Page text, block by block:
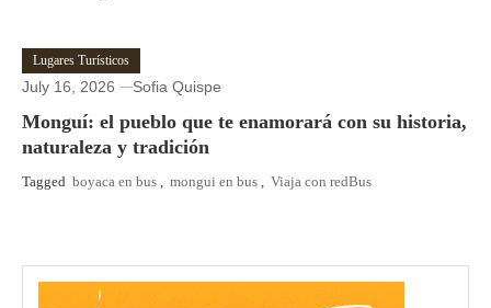
Lugares Turísticos
July 16, 2026 Sofia Quispe
Monguí: el pueblo que te enamorará con su historia,
naturaleza y tradición
Tagged boyaca en bus , mongui en bus , Viaja con redBus